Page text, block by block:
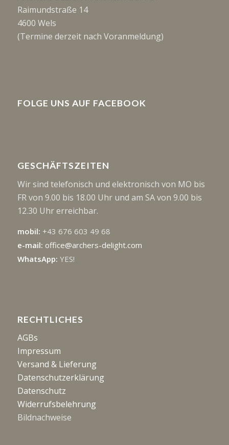
Raimundstraße 14
4600 Wels
(Termine derzeit nach Voranmeldung)
FOLGE UNS AUF FACEBOOK
GESCHÄFTSZEITEN
Wir sind telefonisch und elektronisch von MO bis
FR von 9.00 bis 18.00 Uhr und am SA von 9.00 bis
12.30 Uhr erreichbar.
mobil: +43 676 603 49 68
e-mail: office@archers-delight.com
WhatsApp: YES!
RECHTLICHES
AGBs
Impressum
Versand & Lieferung
Datenschutzerklärung
Datenschutz
Widerrufsbelehrung
Bildnachweise